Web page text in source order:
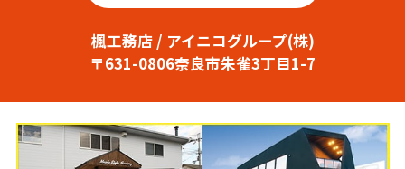
楓工務店 / アイニコグループ(株)
〒631-0806奈良市朱雀3丁目1-7